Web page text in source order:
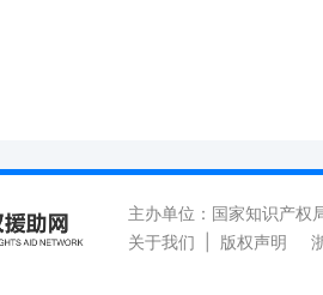
主办单位：国家知识产
关于我们
版权声明